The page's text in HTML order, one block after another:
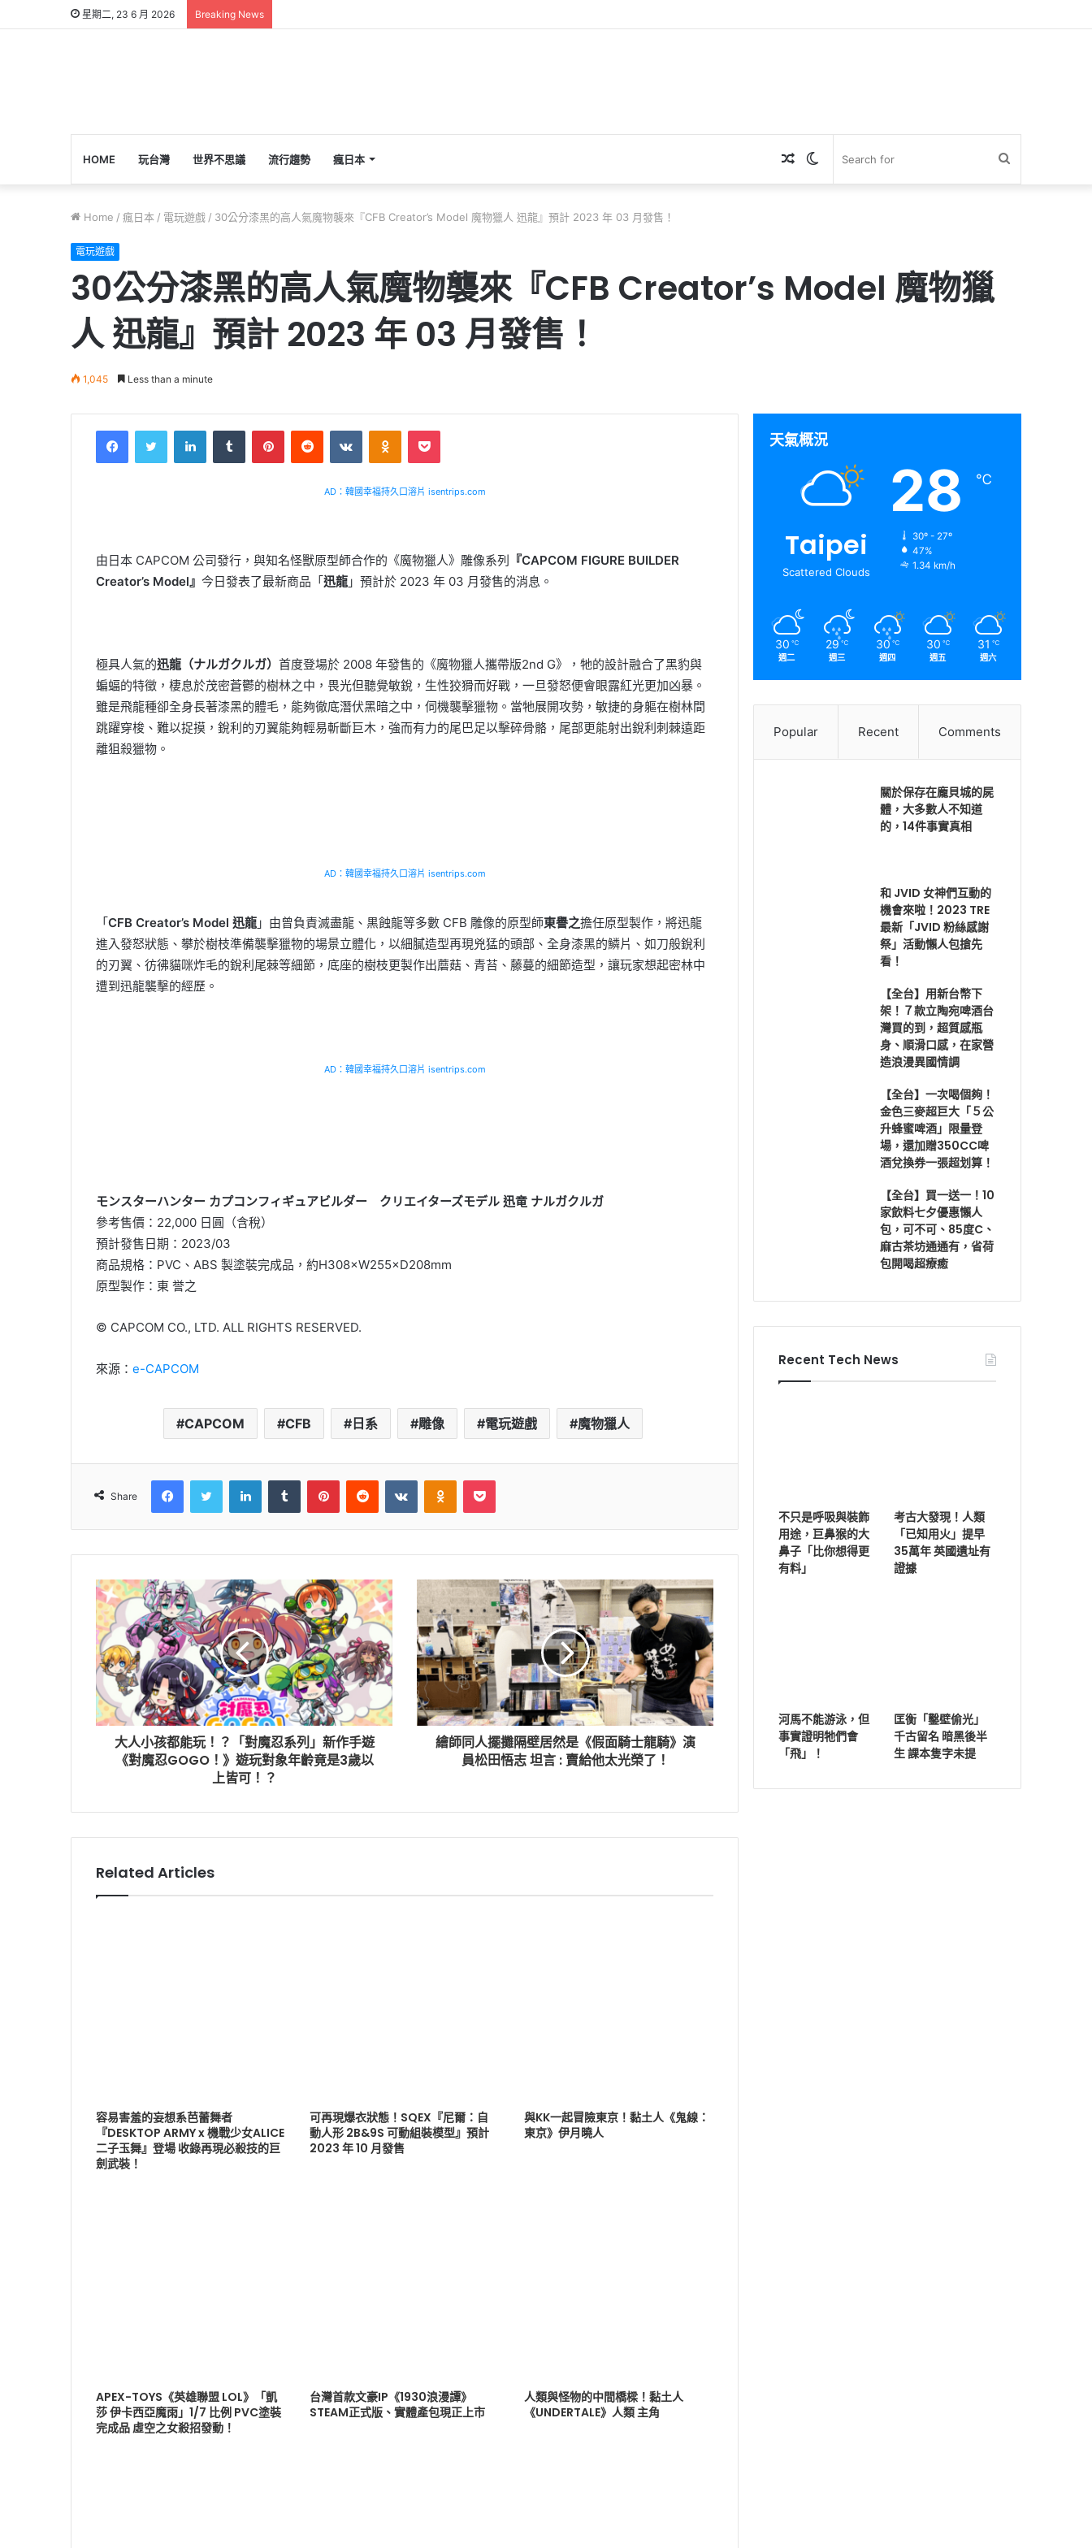
星期二, 23 6 月 2026 Breaking News
HOME 玩台灣 世界不思議 流行趨勢 瘋日本 Switch
Random
Home / 瘋日本 / 電玩遊戲 / 30公分漆黑的高人氣魔物襲來『CFB Creator’s Model 魔物獵人 迅龍』預計 2023 年 03 月發售！
電玩遊戲
30公分漆黑的高人氣魔物襲來『CFB Creator’s Model 魔物獵
人 迅龍』預計 2023 年 03 月發售！
1,045 Less than a minute
AD：韓國幸福持久口溶片 isentrips.com
由日本 CAPCOM 公司發行，與知名怪獸原型師合作的《魔物獵人》雕像系列 『CAPCOM FIGURE BUILDER
Creator’s Model』 今日發表了最新商品「迅龍 」預計於 2023 年 03 月發售的消息。
極具人氣的迅龍（ナルガクルガ） 首度登場於 2008 年發售的《魔物獵人攜帶版2nd G》，牠的設計融合了黑豹與
蝙蝠的特徵，棲息於茂密蒼鬱的樹林之中，畏光但聽覺敏銳，生性狡猾而好戰，一旦發怒便會眼露紅光更加凶暴。
雖是飛龍種卻全身長著漆黑的體毛，能夠徹底潛伏黑暗之中，伺機襲擊獵物。當牠展開攻勢，敏捷的身軀在樹林間
跳躍穿梭、難以捉摸，銳利的刃翼能夠輕易斬斷巨木，強而有力的尾巴足以擊碎骨骼，尾部更能射出銳利刺棘遠距
離狙殺獵物。
AD：韓國幸福持久口溶片 isentrips.com
「CFB Creator’s Model 迅龍 」由曾負責滅盡龍、黒蝕龍等多數 CFB 雕像的原型師東譽之擔任原型製作，將迅龍
進入發怒狀態、攀於樹枝準備襲擊獵物的場景立體化，以細膩造型再現兇猛的頭部、全身漆黑的鱗片、如刀般銳利
的刃翼、彷彿貓咪炸毛的銳利尾棘等細節，底座的樹枝更製作出蘑菇、青苔、藤蔓的細節造型，讓玩家想起密林中
遭到迅龍襲擊的經歷。
AD：韓國幸福持久口溶片 isentrips.com
モンスターハンター カプコンフィギュアビルダー クリエイターズモデル 迅竜 ナルガクルガ
參考售價：22,000 日圓（含稅）
預計發售日期：2023/03
商品規格：PVC、ABS 製塗裝完成品，約H308×W255×D208mm
原型製作：東 誉之
© CAPCOM CO., LTD. ALL RIGHTS RESERVED.
來源： e-CAPCOM
CAPCOM CFB 日系 雕像 電玩遊戲 魔物獵人
Share
大人小孩都能玩！？「對魔忍系列」新作手遊
《對魔忍GOGO！》遊玩對象年齡竟是3歲以
上皆可！？
繪師同人擺攤隔壁居然是《假面騎士龍騎》演
員松田悟志 坦言 : 賣給他太光榮了！
Related Articles
容易害羞的妄想系芭蕾舞者
『DESKTOP ARMY x 機戰少女ALICE
二子玉舞』登場 收錄再現必殺技的巨
劍武裝！
可再現爆衣狀態！SQEX『尼爾：自
動人形 2B&9S 可動組裝模型』預計
2023 年 10 月發售
與KK一起冒險東京！黏土人《鬼線：
東京》伊月曉人
APEX-TOYS《英雄聯盟 LOL》「凱
莎 伊卡西亞魔雨」1/7 比例 PVC塗裝
完成品 虛空之女殺招發動！
台灣首款文豪IP《1930浪漫譚》
STEAM正式版、實體產包現正上市
人類與怪物的中間橋樑！黏土人
《UNDERTALE》人類 主角
天氣概況
Taipei
Scattered Clouds
28 ℃
30º - 27º
47%
1.34 km/h
30 ℃
週二
29 ℃
週三
30 ℃
週四
30 ℃
週五
31 ℃
週六
Popular Recent Comments
關於保存在龐貝城的屍
體，大多數人不知道
的，14件事實真相
和 JVID 女神們互動的
機會來啦！2023 TRE
最新「JVID 粉絲感謝
祭」活動懶人包搶先
看！
【全台】用新台幣下
架！７款立陶宛啤酒台
灣買的到，超質感瓶
身、順滑口感，在家營
造浪漫異國情調
【全台】一次喝個夠！
金色三麥超巨大「５公
升蜂蜜啤酒」限量登
場，還加贈350CC啤
酒兌換券一張超划算！
【全台】買一送一！10
家飲料七夕優惠懶人
包，可不可、85度C、
麻古茶坊通通有，省荷
包開喝超療癒
Recent Tech News
不只是呼吸與裝飾
用途，巨鼻猴的大
鼻子「比你想得更
有料」
考古大發現！人類
「已知用火」提早
35萬年 英國遺址有
證據
河馬不能游泳，但
事實證明牠們會
「飛」！
匡衡「鑿壁偷光」
千古留名 暗黑後半
生 課本隻字未提